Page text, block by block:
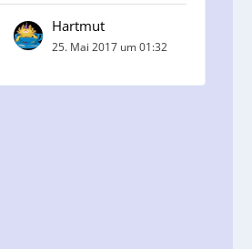
Hartmut
25. Mai 2017 um 01:32